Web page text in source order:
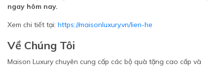
ngay hôm nay.
Xem chi tiết tại: https://maisonluxury.vn/lien-he
Về Chúng Tôi
Maison Luxury chuyên cung cấp các bộ quà tặng cao cấp và